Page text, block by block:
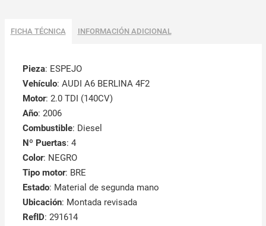
FICHA TÉCNICA INFORMACIÓN ADICIONAL
Pieza: ESPEJO
Vehículo: AUDI A6 BERLINA 4F2
Motor: 2.0 TDI (140CV)
Año: 2006
Combustible: Diesel
Nº Puertas: 4
Color: NEGRO
Tipo motor: BRE
Estado: Material de segunda mano
Ubicación: Montada revisada
RefID: 291614